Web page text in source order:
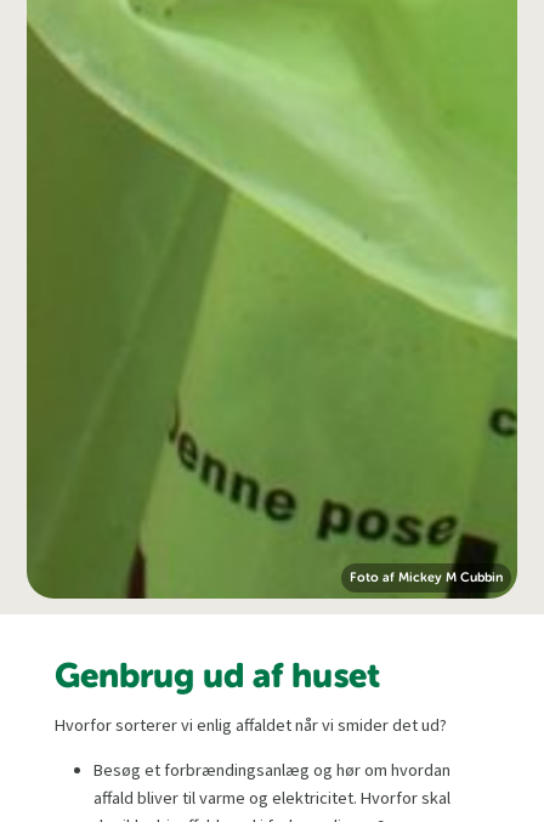
Foto af Mickey M Cubbin
Genbrug ud af huset
Hvorfor sorterer vi enlig affaldet når vi smider det ud?
Besøg et forbrændingsanlæg og hør om hvordan
affald bliver til varme og elektricitet. Hvorfor skal